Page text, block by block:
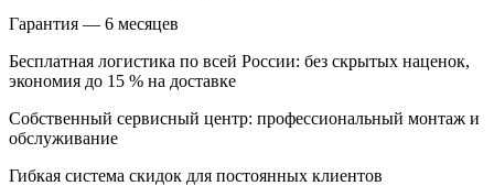
Гарантия — 6 месяцев
Бесплатная логистика по всей России: без скрытых наценок,
экономия до 15 % на доставке
Собственный сервисный центр: профессиональный монтаж и
обслуживание
Гибкая система скидок для постоянных клиентов